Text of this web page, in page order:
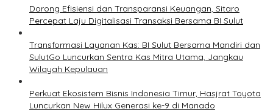
Dorong Efisiensi dan Transparansi Keuangan, Sitaro
Percepat Laju Digitalisasi Transaksi Bersama BI Sulut
Transformasi Layanan Kas: BI Sulut Bersama Mandiri dan
SulutGo Luncurkan Sentra Kas Mitra Utama, Jangkau
Wilayah Kepulauan
Perkuat Ekosistem Bisnis Indonesia Timur, Hasjrat Toyota
Luncurkan New Hilux Generasi ke-9 di Manado